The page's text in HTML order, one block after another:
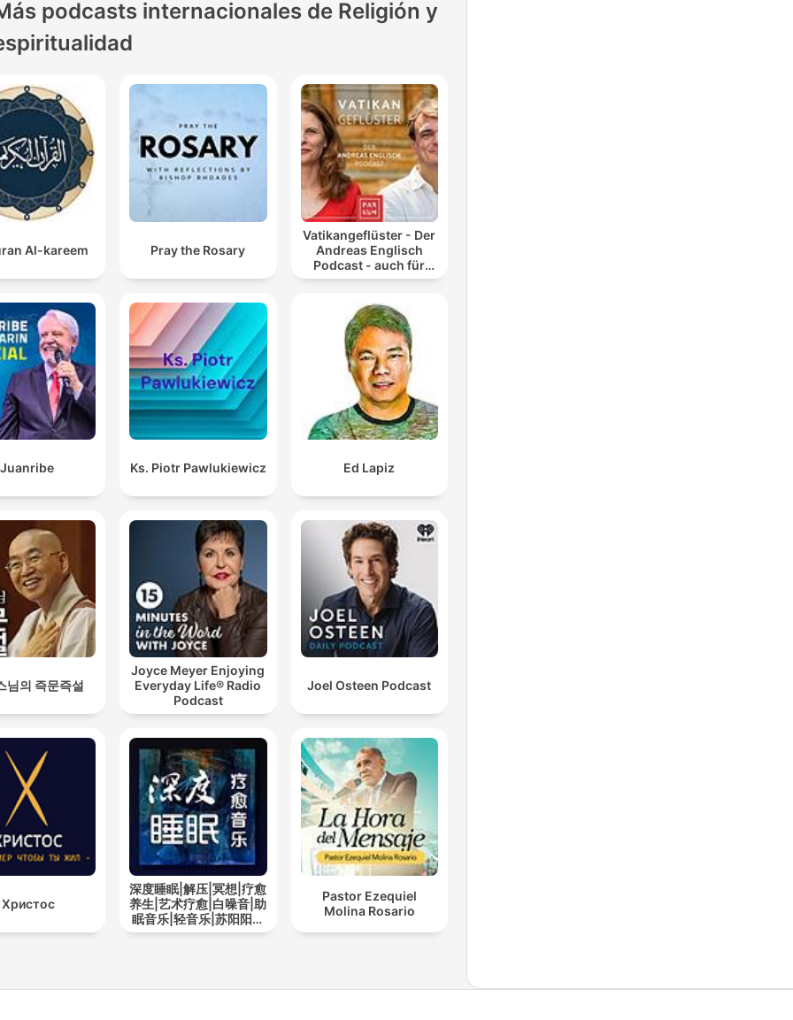
podcasts internacionales de Religión y
Al-kareem Pray the Rosary
Vatikangeflüster - Der
Andreas Englisch
Podcast - auch für
Atheisten
Juanribe Ks. Piotr Pawlukiewicz Ed Lapiz
님의 즉문즉설
Joyce Meyer Enjoying
Everyday Life® Radio
Podcast
Joel Osteen Podcast
Христос
深度睡眠|解压|冥想|疗愈
养生|艺术疗愈|白噪音|助
眠音乐|轻音乐|苏阳阳频
道
Pastor Ezequiel
Molina Rosario